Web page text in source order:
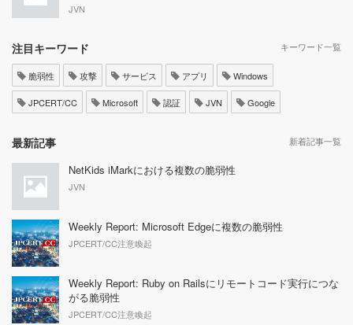
JVN
注目キーワード キーワード一覧
脆弱性 攻撃 サービス アプリ Windows
JPCERT/CC Microsoft 認証 JVN Google
最新記事 新着記事一覧
NetKids iMarkにおける複数の脆弱性
JVN
Weekly Report: Microsoft Edgeに複数の脆弱性
JPCERT/CC注意喚起
Weekly Report: Ruby on Railsにリモートコード実行につな
がる脆弱性
JPCERT/CC注意喚起